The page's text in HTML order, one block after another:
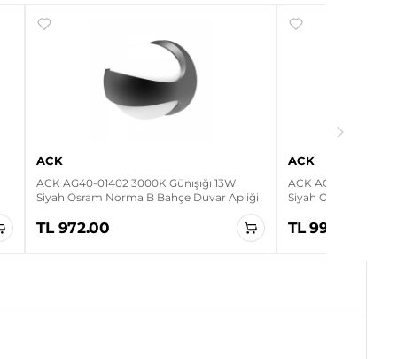
ACK
ACK AG40-01402 3000K Günışığı 13W
Siyah Osram Norma B Bahçe Duvar Apliği
TL 972.00
ACK
ACK AG40-01502
Siyah Osram
TL 993.60